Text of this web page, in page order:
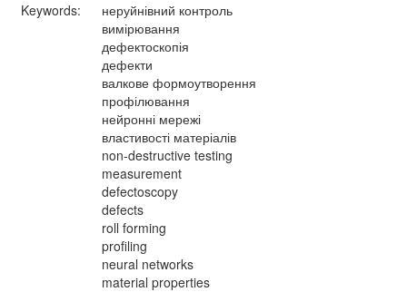
Keywords:
неруйнівний контроль
вимірювання
дефектоскопія
дефекти
валкове формоутворення
профілювання
нейронні мережі
властивості матеріалів
non-destructive testing
measurement
defectoscopy
defects
roll forming
profiling
neural networks
material properties